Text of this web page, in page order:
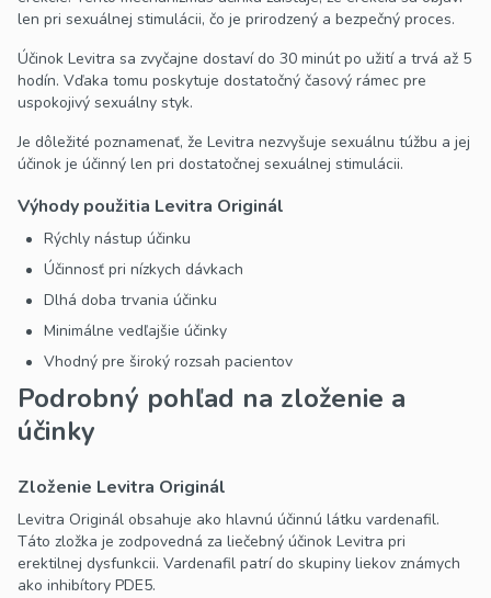
len pri sexuálnej stimulácii, čo je prirodzený a bezpečný proces.
Účinok Levitra sa zvyčajne dostaví do 30 minút po užití a trvá až 5
hodín. Vďaka tomu poskytuje dostatočný časový rámec pre
uspokojivý sexuálny styk.
Je dôležité poznamenať, že Levitra nezvyšuje sexuálnu túžbu a jej
účinok je účinný len pri dostatočnej sexuálnej stimulácii.
Výhody použitia Levitra Originál
Rýchly nástup účinku
Účinnosť pri nízkych dávkach
Dlhá doba trvania účinku
Minimálne vedľajšie účinky
Vhodný pre široký rozsah pacientov
Podrobný pohľad na zloženie a
účinky
Zloženie Levitra Originál
Levitra Originál obsahuje ako hlavnú účinnú látku vardenafil.
Táto zložka je zodpovedná za liečebný účinok Levitra pri
erektilnej dysfunkcii. Vardenafil patrí do skupiny liekov známych
ako inhibítory PDE5.